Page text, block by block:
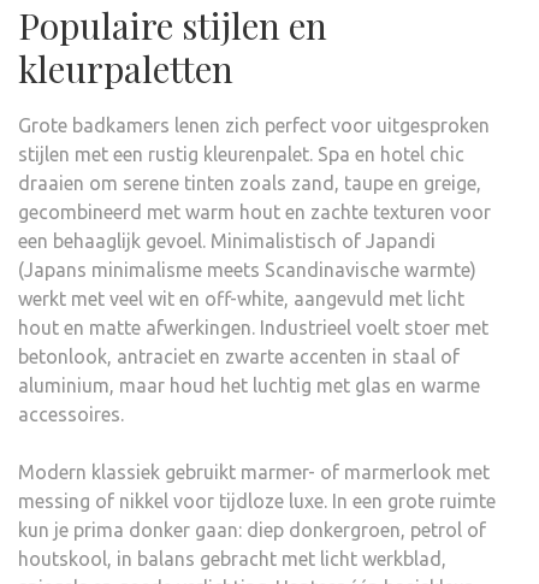
Populaire stijlen en
kleurpaletten
Grote badkamers lenen zich perfect voor uitgesproken
stijlen met een rustig kleurenpalet. Spa en hotel chic
draaien om serene tinten zoals zand, taupe en greige,
gecombineerd met warm hout en zachte texturen voor
een behaaglijk gevoel. Minimalistisch of Japandi
(Japans minimalisme meets Scandinavische warmte)
werkt met veel wit en off-white, aangevuld met licht
hout en matte afwerkingen. Industrieel voelt stoer met
betonlook, antraciet en zwarte accenten in staal of
aluminium, maar houd het luchtig met glas en warme
accessoires.
Modern klassiek gebruikt marmer- of marmerlook met
messing of nikkel voor tijdloze luxe. In een grote ruimte
kun je prima donker gaan: diep donkergroen, petrol of
houtskool, in balans gebracht met licht werkblad,